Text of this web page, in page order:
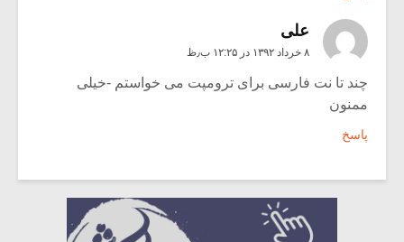
علی
۸ خرداد ۱۳۹۲ در ۱۲:۲۵ ب٫ظ
چند تا نت فارسی برای ترومپت می خواستم -خیلی
ممنون
پاسخ